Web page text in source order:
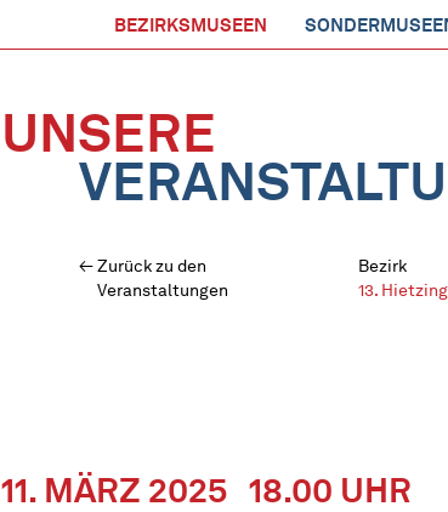
BEZIRKSMUSEEN
UNSERE
Zurück zu den
Veranstaltungen
Bezirk
13. Hietzing
11. MÄRZ 2025 18.00 UHR